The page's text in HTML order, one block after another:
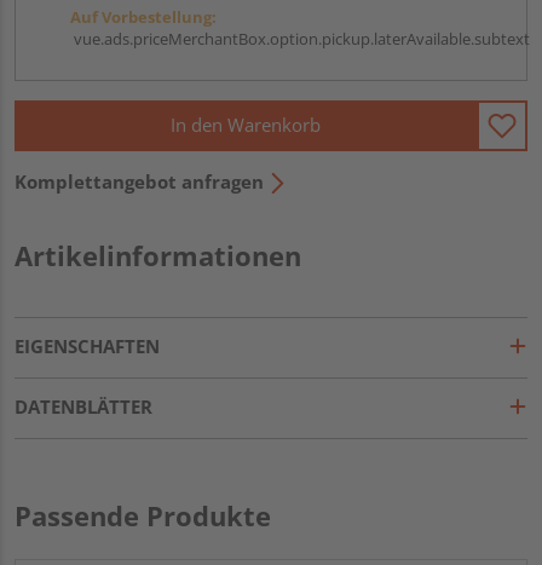
Auf Vorbestellung:
vue.ads.priceMerchantBox.option.pickup.laterAvailable.subtext
In den Warenkorb
Komplettangebot anfragen
Artikelinformationen
EIGENSCHAFTEN
DATENBLÄTTER
Passende Produkte